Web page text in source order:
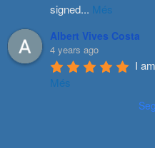
signed... Més
Albert Vives Costa
4 years ago
I
Més